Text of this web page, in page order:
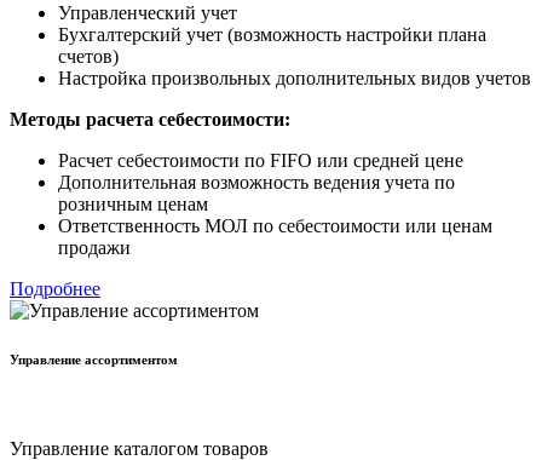
Управленческий учет
Бухгалтерский учет (возможность настройки плана
счетов)
Настройка произвольных дополнительных видов учетов
Методы расчета себестоимости:
Расчет себестоимости по FIFO или средней цене
Дополнительная возможность ведения учета по
розничным ценам
Ответственность МОЛ по себестоимости или ценам
продажи
Подробнее
Управление ассортиментом
Управление каталогом товаров